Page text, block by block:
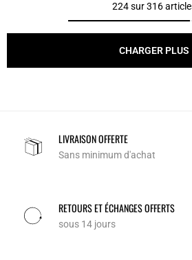
224 sur 316
CHARGER PLUS
LIVRAISON OFFERTE
Sans minimum d'achat
RETOURS ET ÉCHANGES OFFERTS
sous 14 jours